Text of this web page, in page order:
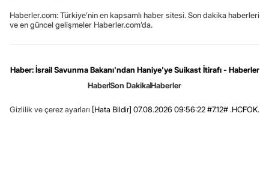
Haberler.com: Türkiye’nin en kapsamlı haber sitesi. Son dakika haberleri
ve en güncel gelişmeler Haberler.com’da.
Haber: İsrail Savunma Bakanı'ndan Haniye'ye Suikast İtirafı - Haberler
HaberSon DakikaHaberler
Gizlilik ve çerez ayarları [Hata Bildir] 07.08.2026 09:56:22 #7.12# .HCFOK.